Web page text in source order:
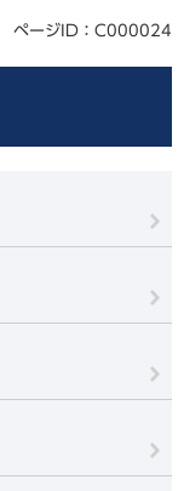
ページID：C000024